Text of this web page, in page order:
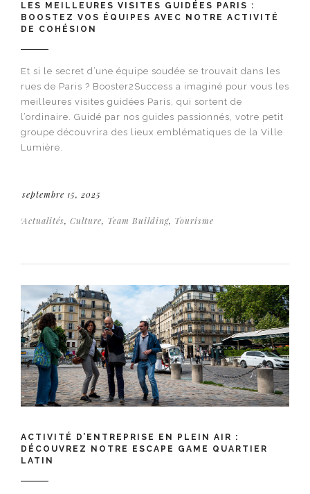
LES MEILLEURES VISITES GUIDÉES PARIS :
BOOSTEZ VOS ÉQUIPES AVEC NOTRE ACTIVITÉ
DE COHÉSION
Et si le secret d’une équipe soudée se trouvait dans les
rues de Paris ? Booster2Success a imaginé pour vous les
meilleures visites guidées Paris, qui sortent de
l’ordinaire. Guidé par nos guides passionnés, votre petit
groupe découvrira des lieux emblématiques de la Ville
Lumière.
septembre 15, 2025
Actualités, Culture, Team Building, Tourisme
ACTIVITÉ D’ENTREPRISE EN PLEIN AIR :
DÉCOUVREZ NOTRE ESCAPE GAME QUARTIER
LATIN